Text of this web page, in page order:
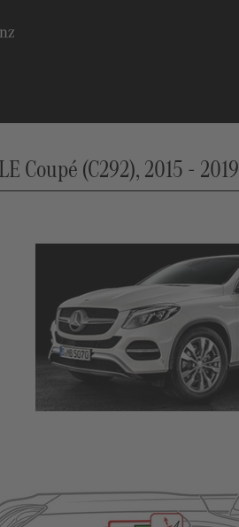
Coupé (C292), 2015 - 2019